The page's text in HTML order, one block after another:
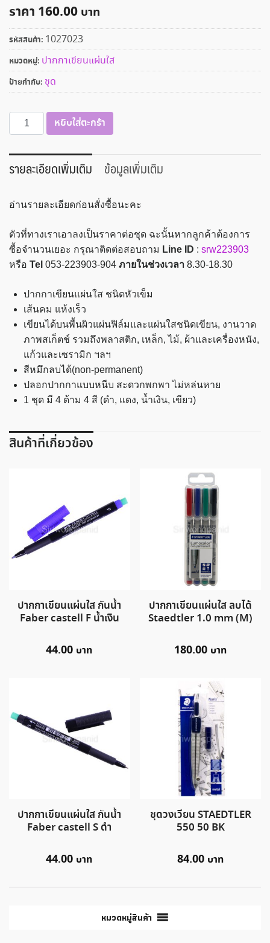
ราคา 160.00
รหัสสินค้า: 1027023
หมวดหมู่: ปากกาเขียนแผ่นใส
ป้ายกำกับ: ชุด
จำนวน
ปากกา
แผ่น
ใส
ได้
Staedtler
0.6
mm
(F)
หยิบใส่ตะกร้า
รายละเอียดเพิ่มเติม ข้อมูลเพิ่มเติม
อ่านรายละเอียดก่อนสั่งซื้อนะคะ
ตัวที่ทางเราเอาลงเป็นราคาต่อชุด ฉะนั้นหากลูกค้าต้องการ
ซื้อจำนวนเยอะ กรุณาติดต่อสอบถาม Line ID : srw223903
หรือ Tel 053-223903-904 ภายในช่วงเวลา 8.30-18.30
ปากกาเขียนแผ่นใส ชนิดหัวเข็ม
เส้นคม แห้งเร็ว
เขียนได้บนพื้นผิวแผ่นฟิล์มและแผ่นใสชนิดเขียน, งานวาด
ภาพสเก็ตช์ รวมถึงพลาสติก, เหล็ก, ไม้, ผ้าและเครื่องหนัง,
แก้วและเซรามิก ฯลฯ
สีหมึกลบได้(non-permanent)
ปลอกปากกาแบบหนีบ สะดวกพกพา ไม่หล่นหาย
1 ชุด มี 4 ด้าม 4 สี (ดำ, แดง, น้ำเงิน, เขียว)
สินค้าที่เกี่ยวข้อง
ปากกาเขียนแผ่นใส กันน้ำ
Faber castell F น้ำเงิน
44.00
ปากกาเขียนแผ่นใส ลบได้
Staedtler 1.0 mm (M)
180.00
ปากกาเขียนแผ่นใส กันน้ำ
Faber castell S ดำ
44.00
ชุดวงเวียน STAEDTLER
550 50 BK
84.00
หมวดหมู่สินค้า